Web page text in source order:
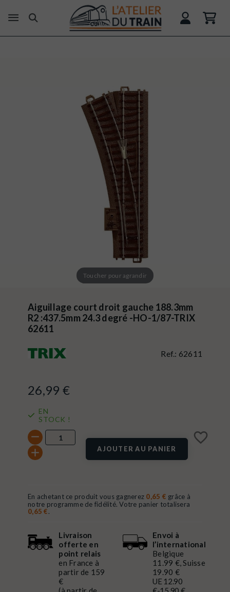
Toucher pour agrandir
Aiguillage court droit gauche 188.3mm
R2 :437.5mm 24.3 degré -HO-1/87-TRIX
62611
Ref.: 62611
26,99 €
EN
STOCK !
AJOUTER AU PANIER
favorite_border
En achetant ce produit vous gagnerez 0,65 € grâce à
notre programme de fidélité. Votre panier totalisera
0,65 €.
Livraison
offerte en
point relais
en France à
partir de 159
€
Envoi à
l’international
Belgique
11.99 €, Suisse
19.90 €
UE 12.90